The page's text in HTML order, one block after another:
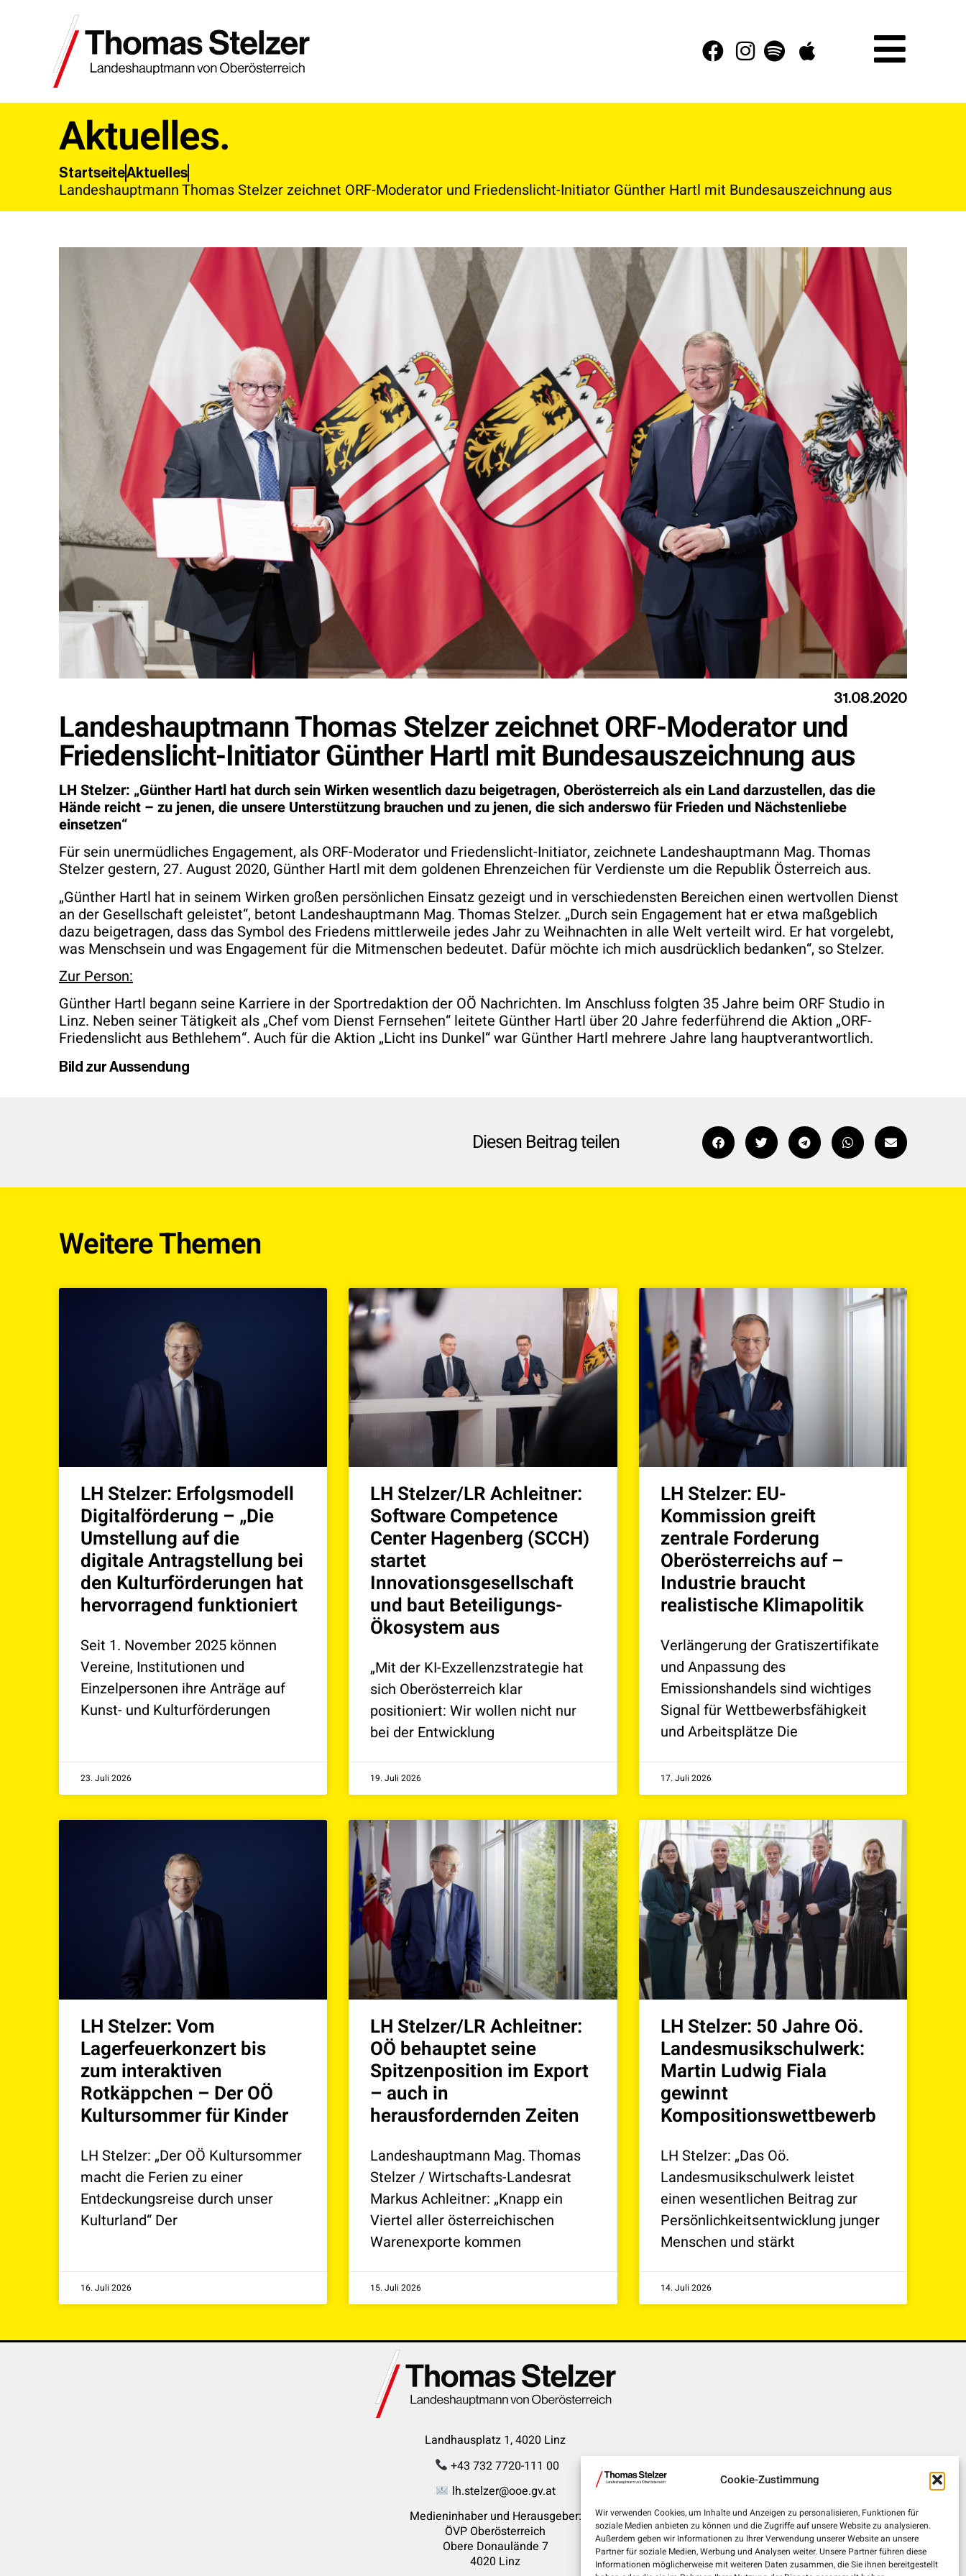
Cookie-Zustimmung
Wir verwenden Cookies, um Inhalte und Anzeigen zu personalisieren, Funktionen für
soziale Medien anbieten zu können und die Zugriffe auf unsere Website zu analysieren.
Außerdem geben wir Informationen zu Ihrer Verwendung unserer Website an unsere
Partner für soziale Medien, Werbung und Analysen weiter. Unsere Partner führen diese
Informationen möglicherweise mit weiteren Daten zusammen, die Sie ihnen bereitgestellt
Aktuelles.
StartseiteAktuelles
Landeshauptmann Thomas Stelzer zeichnet ORF-Moderator und Friedenslicht-Initiator Günther Hartl mit Bundesauszeichnung aus
31.08.2020
Landeshauptmann Thomas Stelzer zeichnet ORF-Moderator und
Friedenslicht-Initiator Günther Hartl mit Bundesauszeichnung aus
LH Stelzer: „Günther Hartl hat durch sein Wirken wesentlich dazu beigetragen, Oberösterreich als ein Land darzustellen, das die
Hände reicht – zu jenen, die unsere Unterstützung brauchen und zu jenen, die sich anderswo für Frieden und Nächstenliebe
einsetzen“
Für sein unermüdliches Engagement, als ORF-Moderator und Friedenslicht-Initiator, zeichnete Landeshauptmann Mag. Thomas
Stelzer gestern, 27. August 2020, Günther Hartl mit dem goldenen Ehrenzeichen für Verdienste um die Republik Österreich aus.
„Günther Hartl hat in seinem Wirken großen persönlichen Einsatz gezeigt und in verschiedensten Bereichen einen wertvollen Dienst
an der Gesellschaft geleistet“, betont Landeshauptmann Mag. Thomas Stelzer. „Durch sein Engagement hat er etwa maßgeblich
dazu beigetragen, dass das Symbol des Friedens mittlerweile jedes Jahr zu Weihnachten in alle Welt verteilt wird. Er hat vorgelebt,
was Menschsein und was Engagement für die Mitmenschen bedeutet. Dafür möchte ich mich ausdrücklich bedanken“, so Stelzer.
Zur Person:
Günther Hartl begann seine Karriere in der Sportredaktion der OÖ Nachrichten. Im Anschluss folgten 35 Jahre beim ORF Studio in
Linz. Neben seiner Tätigkeit als „Chef vom Dienst Fernsehen“ leitete Günther Hartl über 20 Jahre federführend die Aktion „ORF-
Friedenslicht aus Bethlehem“. Auch für die Aktion „Licht ins Dunkel“ war Günther Hartl mehrere Jahre lang hauptverantwortlich.
Bild zur Aussendung
Diesen Beitrag teilen
Weitere Themen
LH Stelzer: Erfolgsmodell
Digitalförderung – „Die
Umstellung auf die
digitale Antragstellung bei
den Kulturförderungen hat
hervorragend funktioniert
Seit 1. November 2025 können
Vereine, Institutionen und
Einzelpersonen ihre Anträge auf
Kunst- und Kulturförderungen
23. Juli 2026
LH Stelzer/LR Achleitner:
Software Competence
Center Hagenberg (SCCH)
startet
Innovationsgesellschaft
und baut Beteiligungs-
Ökosystem aus
„Mit der KI-Exzellenzstrategie hat
sich Oberösterreich klar
positioniert: Wir wollen nicht nur
bei der Entwicklung
19. Juli 2026
LH Stelzer: EU-
Kommission greift
zentrale Forderung
Oberösterreichs auf –
Industrie braucht
realistische Klimapolitik
Verlängerung der Gratiszertifikate
und Anpassung des
Emissionshandels sind wichtiges
Signal für Wettbewerbsfähigkeit
und Arbeitsplätze Die
17. Juli 2026
LH Stelzer: Vom
Lagerfeuerkonzert bis
zum interaktiven
Rotkäppchen – Der OÖ
Kultursommer für Kinder
LH Stelzer: „Der OÖ Kultursommer
macht die Ferien zu einer
Entdeckungsreise durch unser
Kulturland“ Der
16. Juli 2026
LH Stelzer/LR Achleitner:
OÖ behauptet seine
Spitzenposition im Export
– auch in
herausfordernden Zeiten
Landeshauptmann Mag. Thomas
Stelzer / Wirtschafts-Landesrat
Markus Achleitner: „Knapp ein
Viertel aller österreichischen
Warenexporte kommen
15. Juli 2026
LH Stelzer: 50 Jahre Oö.
Landesmusikschulwerk:
Martin Ludwig Fiala
gewinnt
Kompositionswettbewerb
LH Stelzer: „Das Oö.
Landesmusikschulwerk leistet
einen wesentlichen Beitrag zur
Persönlichkeitsentwicklung junger
Menschen und stärkt
14. Juli 2026
Landhausplatz 1, 4020 Linz
+43 732 7720-111 00
lh.stelzer@ooe.gv.at
Medieninhaber und Herausgeber:
ÖVP Oberösterreich
Obere Donaulände 7
4020 Linz